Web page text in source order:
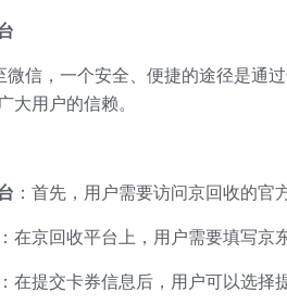
微信，一个安全、便捷的途径是通
大用户的信赖。
：首先，用户需要访问京回收的官
：在京回收平台上，用户需要填写
：在提交卡券信息后，用户可以选择